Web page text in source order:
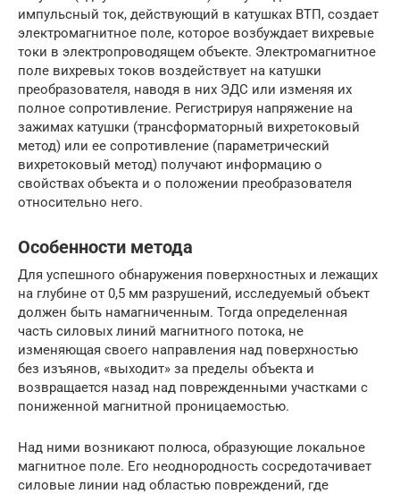
импульсный ток, действующий в катушках ВТП, создает
электромагнитное поле, которое возбуждает вихревые
токи в электропроводящем объекте. Электромагнитное
поле вихревых токов воздействует на катушки
преобразователя, наводя в них ЭДС или изменяя их
полное сопротивление. Регистрируя напряжение на
зажимах катушки (трансформаторный вихретоковый
метод) или ее сопротивление (параметрический
вихретоковый метод) получают информацию о
свойствах объекта и о положении преобразователя
относительно него.
Особенности метода
Для успешного обнаружения поверхностных и лежащих
на глубине от 0,5 мм разрушений, исследуемый объект
должен быть намагниченным. Тогда определенная
часть силовых линий магнитного потока, не
изменяющая своего направления над поверхностью
без изъянов, «выходит» за пределы объекта и
возвращается назад над поврежденными участками с
пониженной магнитной проницаемостью.
Над ними возникают полюса, образующие локальное
магнитное поле. Его неоднородность сосредотачивает
силовые линии над областью повреждений, где